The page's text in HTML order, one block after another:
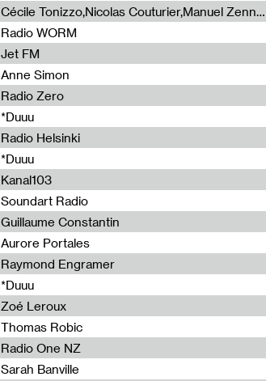
Cécile Tonizzo,Nicolas Couturier,Manuel Zenner,Aquila Lescene,Curtis Coco,Cyril Magnier
Radio WORM
Jet FM
Anne Simon
Radio Zero
*Duuu
Radio Helsinki
*Duuu
Kanal103
Soundart Radio
Guillaume Constantin
Aurore Portales
Raymond Engramer
*Duuu
Zoé Leroux
Thomas Robic
Radio One NZ
Sarah Banville